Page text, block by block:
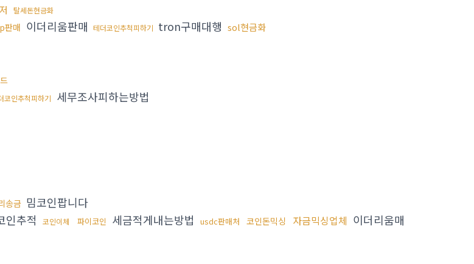
탈세돈현금화
판매 이더리움판매 테더코인추척피하기 tron구매대행 sol현금화
코인추척피하기 세무조사피하는방법
송금 밈코인팝니다
인추적 코인이체 파이코인 세금적게내는방법 usdc판매처 코인돈믹싱 자금믹싱업체 이더리움매